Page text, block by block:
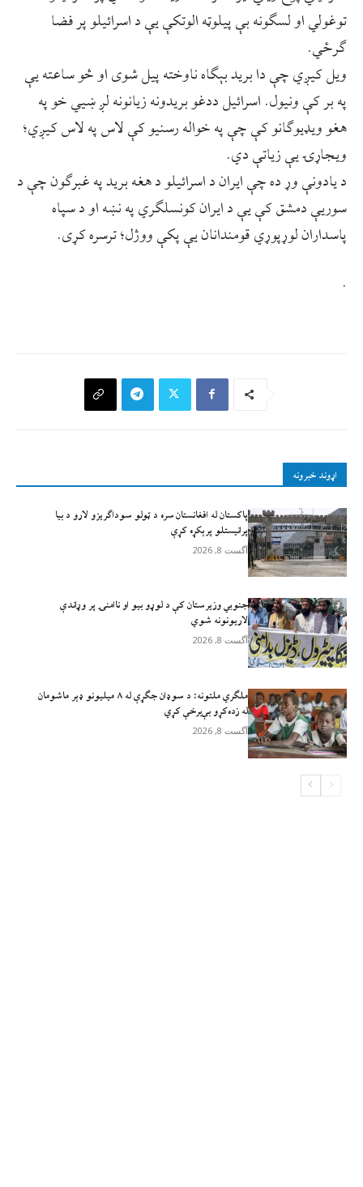
توغولي او لسګونه بې پیلوټه الوتکې یې د اسرائیلو پر فضا
ګرځي.
ویل کیږي چې دا برید بېګاه ناوخته پیل شوی او څو ساعته یې
په بر کې ونیول. اسرائیل ددغو بریدونه زیانونه لږ ښیي خو په
هغو ویډیوګانو کې چې په خواله رسنیو کې لاس په لاس کیږي؛
ویجاړۍ یې زیاتې دي.
د يادونې وړ ده چې ایران د اسرائیلو د هغه برید په غبرګون چې د
سوریې دمشق کې یې د ایران کونسلګري په نښه او د سپاه
پاسداران لوړپوړي قومندانان یې پکې ووژل؛ ترسره کړی.
.
اړوند خبرونه
پاکستان له افغانستان سره د ټولو سوداګریزو لارو د بیا
پرانیستلو پرېکړه کړې
آگست 8, 2026
جنوبي وزیرستان کې د لوړو بیو او ناامنۍ پر وړاندې
لاريونونه شوي
آگست 8, 2026
ملګري ملتونه: د سوډان جګړې له ۸ میلیونو ډېر ماشومان
له زده‌کړو بې‌برخې کړي
آگست 8, 2026